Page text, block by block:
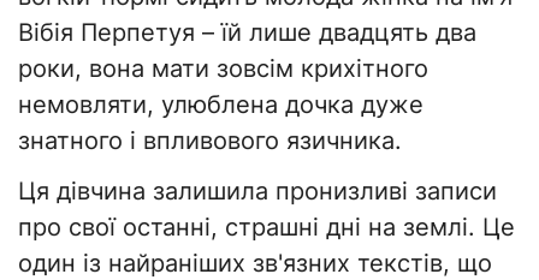
Вібія Перпетуя – їй лише двадцять два
роки, вона мати зовсім крихітного
немовляти, улюблена дочка дуже
знатного і впливового язичника.
​Ця дівчина залишила пронизливі записи
про свої останні, страшні дні на землі. Це
один із найраніших зв'язних текстів, що